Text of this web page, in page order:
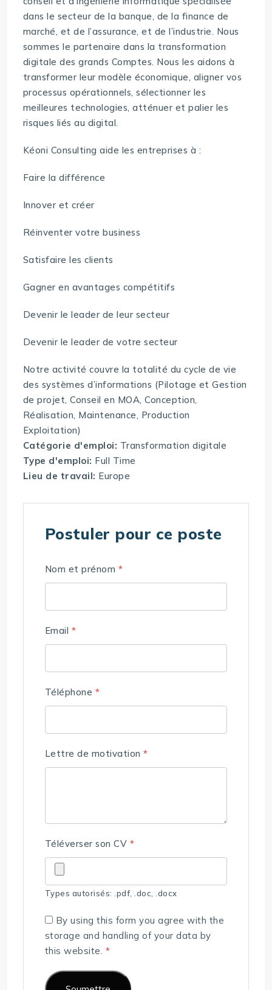
dans le secteur de la banque, de la finance de
marché, et de l’assurance, et de l’industrie. Nous
sommes le partenaire dans la transformation
digitale des grands Comptes. Nous les aidons à
transformer leur modèle économique, aligner vos
processus opérationnels, sélectionner les
meilleures technologies, atténuer et palier les
risques liés au digital.
Kéoni Consulting aide les entreprises à :
Faire la différence
Innover et créer
Réinventer votre business
Satisfaire les clients
Gagner en avantages compétitifs
Devenir le leader de leur secteur
Devenir le leader de votre secteur
Notre activité couvre la totalité du cycle de vie
des systèmes d’informations (Pilotage et Gestion
de projet, Conseil en MOA, Conception,
Réalisation, Maintenance, Production
Exploitation)
Catégorie d'emploi: Transformation digitale
Type d'emploi: Full Time
Lieu de travail: Europe
Postuler pour ce poste
Nom et prénom *
Email *
Téléphone *
Lettre de motivation*
Téléverser son CV *
Types autorisés: .pdf, .doc, .docx
By using this form you agree with the
storage and handling of your data by
this website. *